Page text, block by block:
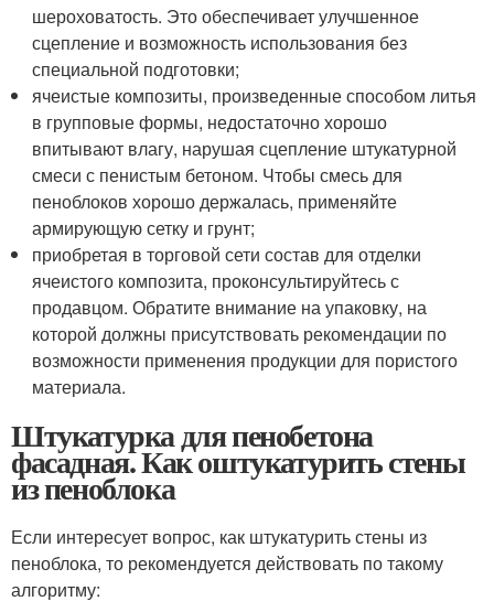
шероховатость. Это обеспечивает улучшенное
сцепление и возможность использования без
специальной подготовки;
ячеистые композиты, произведенные способом литья
в групповые формы, недостаточно хорошо
впитывают влагу, нарушая сцепление штукатурной
смеси с пенистым бетоном. Чтобы смесь для
пеноблоков хорошо держалась, применяйте
армирующую сетку и грунт;
приобретая в торговой сети состав для отделки
ячеистого композита, проконсультируйтесь с
продавцом. Обратите внимание на упаковку, на
которой должны присутствовать рекомендации по
возможности применения продукции для пористого
материала.
Штукатурка для пенобетона
фасадная. Как оштукатурить стены
из пеноблока
Если интересует вопрос, как штукатурить стены из
пеноблока, то рекомендуется действовать по такому
алгоритму: